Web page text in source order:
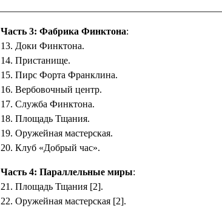
Часть 3: Фабрика Финктона:
13. Доки Финктона.
14. Пристанище.
15. Пирс Форта Франклина.
16. Вербовочный центр.
17. Служба Финктона.
18. Площадь Тщания.
19. Оружейная мастерская.
20. Клуб «Добрый час».
Часть 4: Параллельные миры:
21. Площадь Тщания [2].
22. Оружейная мастерская [2].